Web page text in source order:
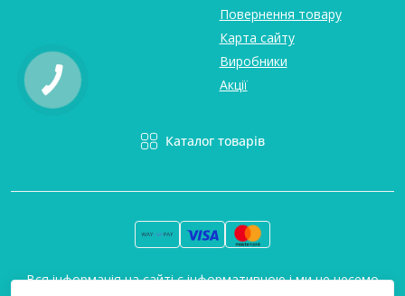
Повернення товару
Карта сайту
Виробники
Акції
Каталог товарів
Вся інформація на сайті є інформативною і ми не несемо